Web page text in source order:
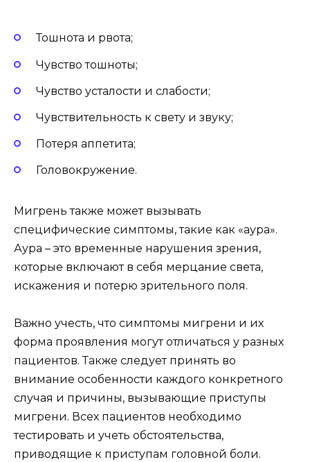
Тошнота и рвота;
Чувство тошноты;
Чувство усталости и слабости;
Чувствительность к свету и звуку;
Потеря аппетита;
Головокружение.
Мигрень также может вызывать
специфические симптомы, такие как «аура».
Аура – это временные нарушения зрения,
которые включают в себя мерцание света,
искажения и потерю зрительного поля.
Важно учесть, что симптомы мигрени и их
форма проявления могут отличаться у разных
пациентов. Также следует принять во
внимание особенности каждого конкретного
случая и причины, вызывающие приступы
мигрени. Всех пациентов необходимо
тестировать и учеть обстоятельства,
приводящие к приступам головной боли.